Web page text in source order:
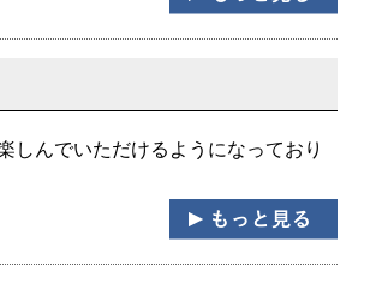
しんでいただけるようになっており